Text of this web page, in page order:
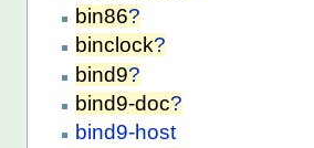
bin86?
binclock?
bind9?
bind9-doc?
bind9-host